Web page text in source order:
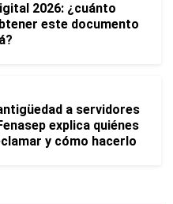
2026: ¿cuánto
este documento
a servidores
explica quiénes
y cómo hacerlo